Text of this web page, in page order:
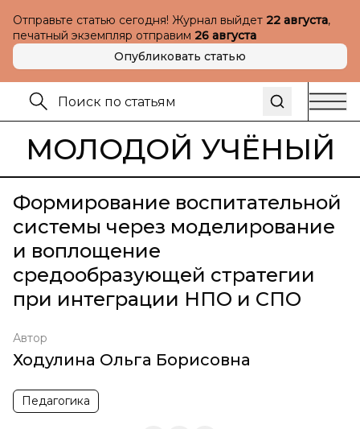
Отправьте статью сегодня! Журнал выйдет 22 августа,
печатный экземпляр отправим 26 августа
Опубликовать статью
МОЛОДОЙ УЧЁНЫЙ
Формирование воспитательной
системы через моделирование
и воплощение
средообразующей стратегии
при интеграции НПО и СПО
Автор
Ходулина Ольга Борисовна
Педагогика